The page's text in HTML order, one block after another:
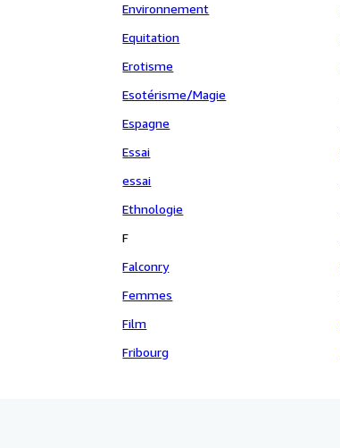
Environnement
Equitation
Erotisme
Esotérisme/Magie
Espagne
Essai
essai
Ethnologie
F
Falconry
Femmes
Film
Fribourg